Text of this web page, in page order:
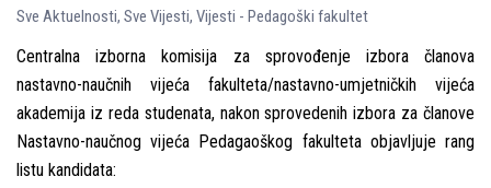
Sve Aktuelnosti, Sve Vijesti, Vijesti - Pedagoški fakultet
Centralna izborna komisija za sprovođenje izbora članova
nastavno-naučnih vijeća fakulteta/nastavno-umjetničkih vijeća
akademija iz reda studenata, nakon sprovedenih izbora za članove
Nastavno-naučnog vijeća Pedagaoškog fakulteta objavlјuje rang
listu kandidata: